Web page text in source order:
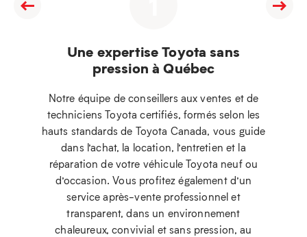
Une expertise Toyota sans
pression à Québec
Notre équipe de conseillers aux ventes et de
techniciens Toyota certifiés, formés selon les
hauts standards de Toyota Canada, vous guide
dans l’achat, la location, l’entretien et la
réparation de votre véhicule Toyota neuf ou
d’occasion. Vous profitez également d’un
service après-vente professionnel et
transparent, dans un environnement
chaleureux, convivial et sans pression, au